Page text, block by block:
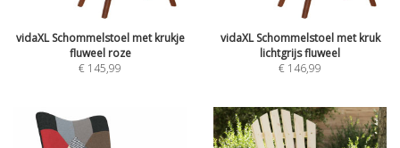
vidaXL Schommelstoel met krukje
fluweel roze
€ 145,99
vidaXL Schommelstoel met kruk
lichtgrijs fluweel
€ 146,99